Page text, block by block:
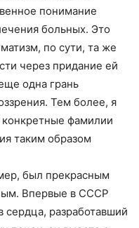
понимание
больных. Это
по сути, та же
через придание ей
одна грань
Тем более, я
фамилии
таким образом
был прекрасным
Впервые в СССР
разработавший